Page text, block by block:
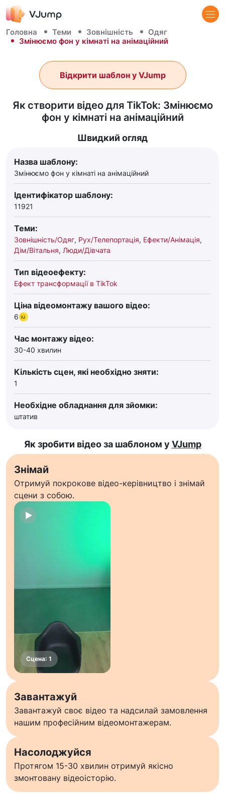
Головна Теми Зовнішність
Одяг
Змінюємо фон у кімнаті на анімаційний
Як створити відео для TikTok: Змінюємо
фон у кімнаті на анімаційний
Відкрити шаблон у VJump
Швидкий огляд
Назва шаблону:
Змінюємо фон у кімнаті на анімаційний
Ідентифікатор шаблону:
11921
Теми:
Зовнішність/Одяг, Рух/Телепортація, Ефекти/Анімація,
Дім/Вітальня, Люди/Дівчата
Тип відеоефекту:
Ефект трансформації в TikTok
Ціна відеомонтажу вашого відео:
6
Час монтажу відео:
30-40 хвилин
Кількість сцен, які необхідно зняти:
1
Необхідне обладнання для зйомки:
штатив
Як зробити відео за шаблоном у VJump
Знімай
Отримуй покрокове відео-керівництво і знімай
сцени з собою.
Завантажуй
Завантажуй своє відео та надсилай замовлення
нашим професійним відеомонтажерам.
Насолоджуйся
Протягом 15-30 хвилин отримуй якісно
змонтовану відеоісторію.